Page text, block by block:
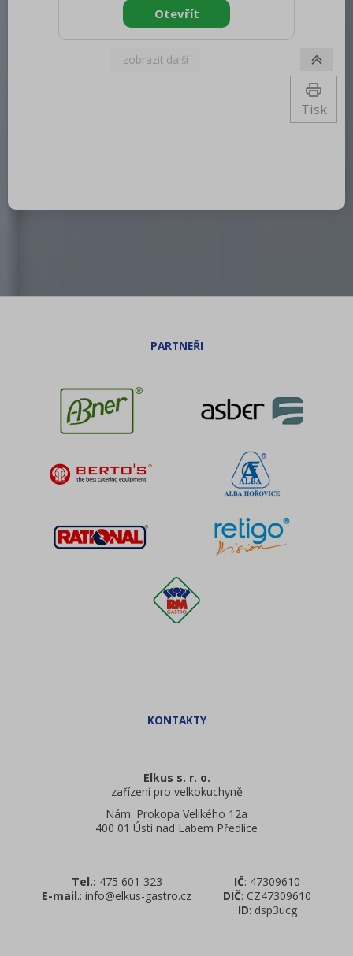
975 Hmotnost brutto [kg]: 140.00 Typ
spotřebiče: Plynové zařízení Konstruční
typ zařízení: S podestavbou Výkon
plynový [kW]: 25.400 Zapalování:
Tisk
Elkus s. r. o.
zařízení pro velkokuchyně
Nám. Prokopa Velikého 12a
400 01 Ústí nad Labem Předlice
Tel.: 475 601 323
E-mail.: info@elkus-gastro.cz
IČ: 47309610
DIČ: CZ47309610
ID: dsp3ucg